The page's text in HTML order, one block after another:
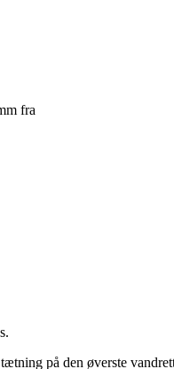
fra
på den øverste